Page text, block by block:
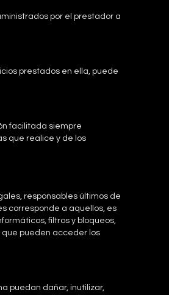
por el prestador a
prestados en ella, puede
facilitada siempre
que realice y de los
responsables últimos de
corresponde a aquellos, es
filtros y bloqueos,
que pueden acceder los
puedan dañar, inutilizar,